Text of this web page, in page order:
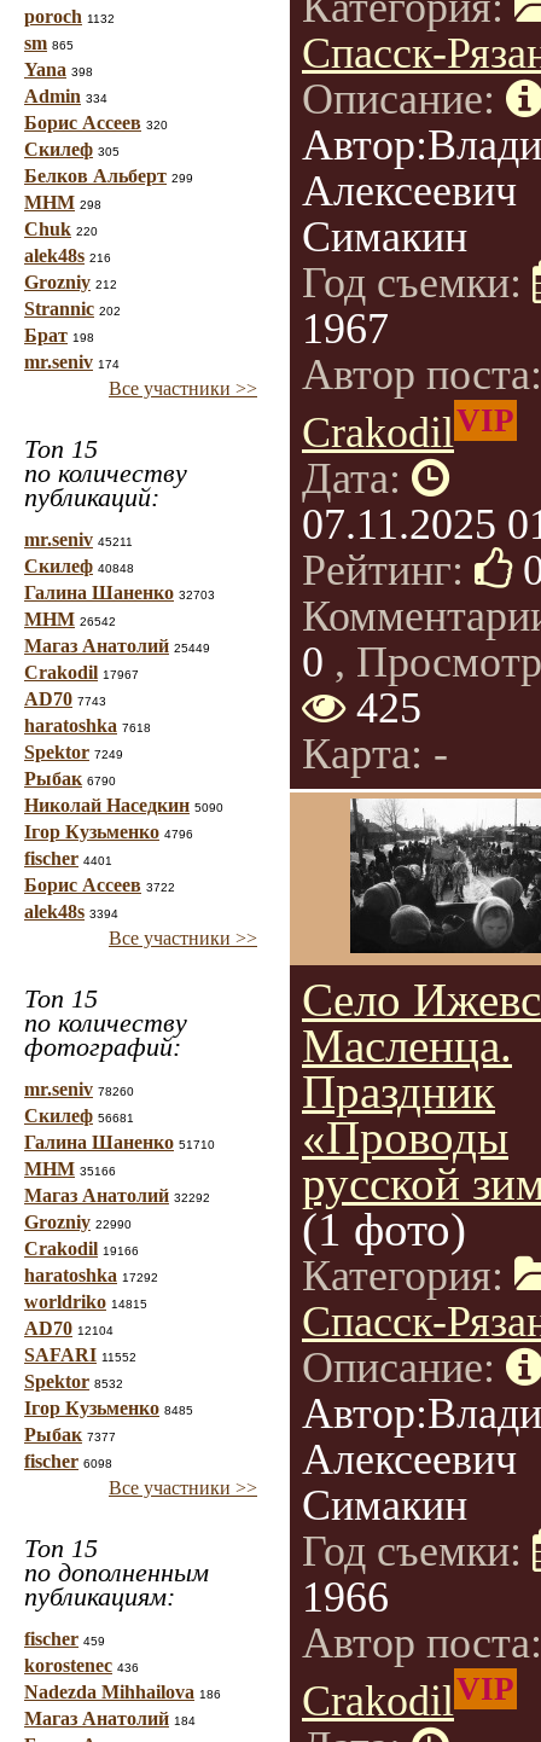
poroch 1132
sm 865
Yana 398
Admin 334
Борис Ассеев 320
Скилеф 305
Белков Альберт 299
МНМ 298
Chuk 220
alek48s 216
Grozniy 212
Strannic 202
Брат 198
mr.seniv 174
Все участники >>
Топ 15
по количеству
публикаций:
mr.seniv 45211
Скилеф 40848
Галина Шаненко 32703
МНМ 26542
Магаз Анатолий 25449
Crakodil 17967
AD70 7743
haratoshka 7618
Spektor 7249
Рыбак 6790
Николай Наседкин 5090
Ігор Кузьменко 4796
fischer 4401
Борис Ассеев 3722
alek48s 3394
Все участники >>
Топ 15
по количеству
фотографий:
mr.seniv 78260
Скилеф 56681
Галина Шаненко 51710
МНМ 35166
Магаз Анатолий 32292
Grozniy 22990
Crakodil 19166
haratoshka 17292
worldriko 14815
AD70 12104
SAFARI 11552
Spektor 8532
Ігор Кузьменко 8485
Рыбак 7377
fischer 6098
Все участники >>
Топ 15
по дополненным
публикациям:
fischer 459
korostenec 436
Nadezda Mihhailova 186
Магаз Анатолий 184
Спасск-
Описание:
Алексеевич
Симакин
Год съемки:
1967
Автор
CrakodilVIP
Дата:
07.11.2025
Рейтинг:
0 ,
425
Карта: -
Село
Масленца.
Праздник
«Проводы
русской
(1 фото)
Категория:
Спасск-
Описание:
Алексеевич
Симакин
Год съемки:
1966
Автор
CrakodilVIP